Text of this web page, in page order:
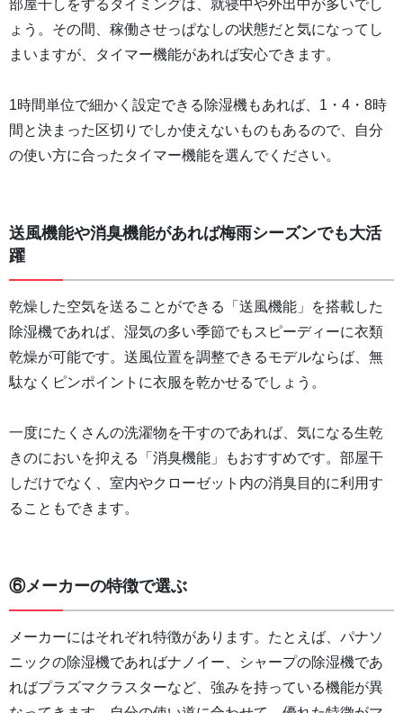
部屋干しをするタイミングは、就寝中や外出中が多いでし
ょう。その間、稼働させっぱなしの状態だと気になってし
まいますが、タイマー機能があれば安心できます。
1時間単位で細かく設定できる除湿機もあれば、1・4・8時
間と決まった区切りでしか使えないものもあるので、自分
の使い方に合ったタイマー機能を選んでください。
送風機能や消臭機能があれば梅雨シーズンでも大活
躍
乾燥した空気を送ることができる「送風機能」を搭載した
除湿機であれば、湿気の多い季節でもスピーディーに衣類
乾燥が可能です。送風位置を調整できるモデルならば、無
駄なくピンポイントに衣服を乾かせるでしょう。
一度にたくさんの洗濯物を干すのであれば、気になる生乾
きのにおいを抑える「消臭機能」もおすすめです。部屋干
しだけでなく、室内やクローゼット内の消臭目的に利用す
ることもできます。
⑥メーカーの特徴で選ぶ
メーカーにはそれぞれ特徴があります。たとえば、パナソ
ニックの除湿機であればナノイー、シャープの除湿機であ
ればプラズマクラスターなど、強みを持っている機能が異